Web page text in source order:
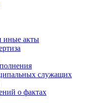
иные акты
служащих
о фактах